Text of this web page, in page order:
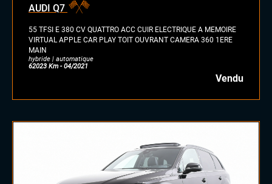
AUDI Q7
55 TFSI E 380 CV QUATTRO ACC CUIR ELECTRIQUE A MEMOIRE
VIRTUAL APPLE CAR PLAY TOIT OUVRANT CAMERA 360 1ERE
MAIN
hybride | automatique
62023 Km - 04/2021
Vendu